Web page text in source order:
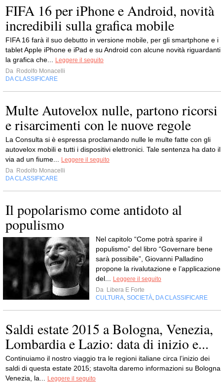
FIFA 16 per iPhone e Android, novità
incredibili sulla grafica mobile
FIFA 16 farà il suo debutto in versione mobile, per gli smartphone e i
tablet Apple iPhone e iPad e su Android con alcune novità riguardanti
la grafica che...
Leggere il seguito
Da Rodolfo Monacelli
DA CLASSIFICARE
Multe Autovelox nulle, partono ricorsi
e risarcimenti con le nuove regole
La Consulta si è espressa proclamando nulle le multe fatte con gli
autovelox mobili e tutti i dispositivi elettronici. Tale sentenza ha dato il
via ad un fiume...
Leggere il seguito
Da Rodolfo Monacelli
DA CLASSIFICARE
Il popolarismo come antidoto al
populismo
Nel capitolo “Come potrà sparire il
populismo” del libro “Governare bene
sarà possibile”, Giovanni Palladino
propone la rivalutazione e l’applicazione
del...
Leggere il seguito
Da Libera E Forte
CULTURA SOCIETÀ DA CLASSIFICARE
Saldi estate 2015 a Bologna, Venezia,
Lombardia e Lazio: data di inizio e...
Continuiamo il nostro viaggio tra le regioni italiane circa l’inizio dei
saldi di questa estate 2015; stavolta daremo informazioni su
Venezia, la...
Leggere il seguito